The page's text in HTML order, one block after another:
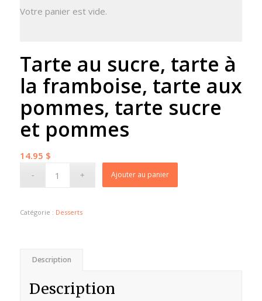
Votre panier est vide.
Tarte au sucre, tarte à
la framboise, tarte aux
pommes, tarte sucre
et pommes
14.95 $
Ajouter au panier
Catégorie : Desserts
Description
Description